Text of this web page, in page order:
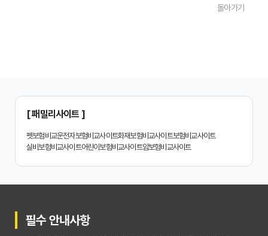
치아보험 비교사이트 똑똑하게 활용하는 3가지 꿀팁
치아보험 비교사이트 선택 전 반드시 알아야 할 5가지 핵심 질문
돌아가기
[ 패밀리사이트 ]
펫보험비교운전자보험비교사이트화재보험비교사이트보험비교사이트
실비보험비교사이트어린이보험비교사이트암보험비교사이트
필수 안내사항